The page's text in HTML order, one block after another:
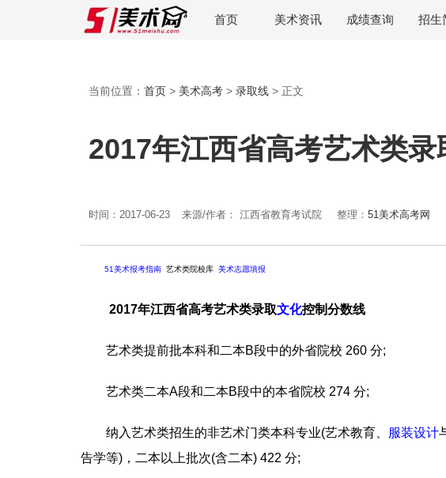
首页 美术资讯 成绩查询 招生
当前位置： 首页 > 美术高考 > 录取线 > 正文
2017年江西省高考艺术类
时间：2017-06-23 来源/作者： 江西省教育考试院 整理： 51美术高考网
51美术报考指南 艺术类院校库 美术志愿填报
2017年江西省高考艺术类录取文化控制分数线
艺术类提前批本科和二本B段中的外省院校 260 分;
艺术类二本A段和二本B段中的本省院校 274 分;
纳入艺术类招生的非艺术门类本科专业(艺术教育、 服装设计
告学等)，二本以上批次(含二本) 422 分;